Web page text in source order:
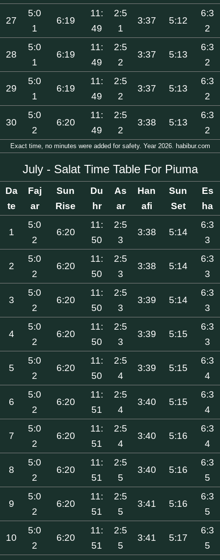
27
5:0
1
6:19
11:
49
2:5
1
3:37 5:12
6:3
2
28
5:0
1
6:19
11:
49
2:5
2
3:37 5:13
6:3
2
29
5:0
1
6:19
11:
49
2:5
2
3:37 5:13
6:3
2
30
5:0
2
6:20
11:
49
2:5
2
3:38 5:13
6:3
2
Exact time, no minutes were added for safety. Year 2026. habibur.com
July - Salat Time Table For Piuma
Da
te
Faj
ar
Sun
Rise
Du
hr
As
ar
Han
afi
Sun
Set
Es
ha
1
5:0
2
6:20
11:
50
2:5
3
3:38 5:14
6:3
3
2
5:0
2
6:20
11:
50
2:5
3
3:38 5:14
6:3
3
3
5:0
2
6:20
11:
50
2:5
3
3:39 5:14
6:3
3
4
5:0
2
6:20
11:
50
2:5
3
3:39 5:15
6:3
3
5
5:0
2
6:20
11:
50
2:5
4
3:39 5:15
6:3
4
6
5:0
2
6:20
11:
51
2:5
4
3:40 5:15
6:3
4
7
5:0
2
6:20
11:
51
2:5
4
3:40 5:16
6:3
4
8
5:0
2
6:20
11:
51
2:5
5
3:40 5:16
6:3
5
9
5:0
2
6:20
11:
51
2:5
5
3:41 5:16
6:3
5
10
5:0
2
6:20
11:
51
2:5
5
3:41 5:17
6:3
5